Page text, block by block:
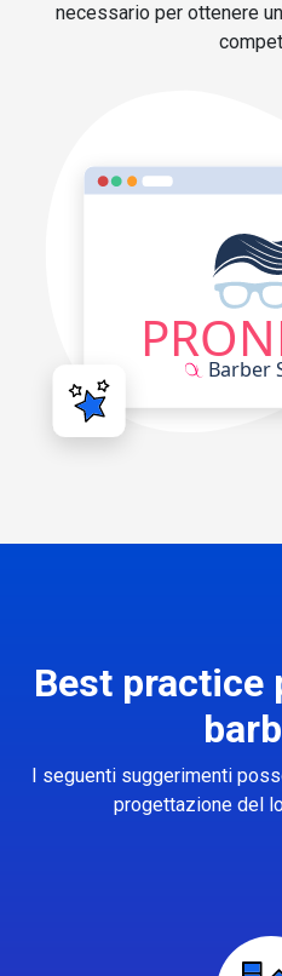
necessario per ottenere
Best practice
I seguenti suggerimenti
progettazione del